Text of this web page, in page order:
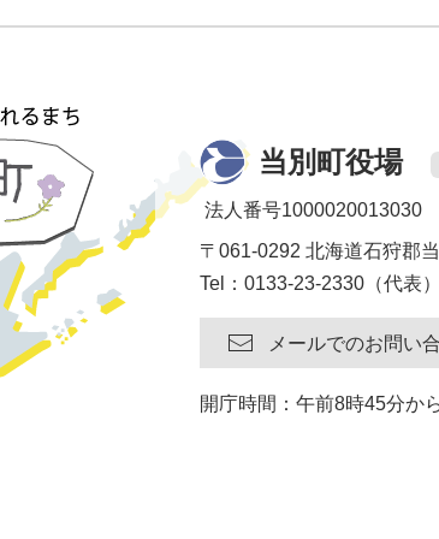
当別町役場
法人番号1000020013030
〒061-0292 北海道石狩郡
Tel：0133-23-2330（代
メールでのお問い
開庁時間：午前8時45分か